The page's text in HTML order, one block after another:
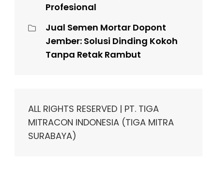
Profesional
Jual Semen Mortar Dopont
Jember: Solusi Dinding Kokoh
Tanpa Retak Rambut
ALL RIGHTS RESERVED | PT. TIGA
MITRACON INDONESIA (TIGA MITRA
SURABAYA)